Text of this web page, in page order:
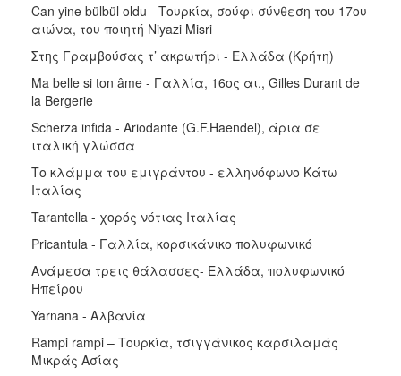
Can yine bülbül oldu - Tουρκία, σούφι σύνθεση του 17ου
αιώνα, του ποιητή Niyazi Misri
Στης Γραμβούσας τ’ ακρωτήρι - Ελλάδα (Κρήτη)
Ma belle si ton âme - Γαλλία, 16ος αι., Gilles Durant de
la Bergerie
Scherza infida - Ariodante (G.F.Haendel), άρια σε
ιταλική γλώσσα
Το κλάμμα του εμιγράντου - ελληνόφωνο Κάτω
Ιταλίας
Tarantella - χορός νότιας Ιταλίας
Pricantula - Γαλλία, κορσικάνικο πολυφωνικό
Ανάμεσα τρεις θάλασσες- Ελλάδα, πολυφωνικό
Ηπείρου
Yarnana - Αλβανία
Rampi rampi – Τουρκία, τσιγγάνικος καρσιλαμάς
Μικράς Ασίας